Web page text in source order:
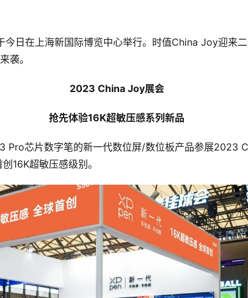
日在上海新国际博览中心举行。时值China Joy迎来
袭。
2023 China Joy展会
抢先体验16K超敏压感系列新品
Pro芯片数字笔的新一代数位屏/数位板产品参展2023
16K超敏压感级别。